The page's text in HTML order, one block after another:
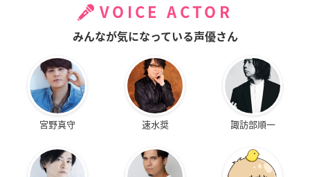
VOICE ACTOR
みんなが気になっている声優さん
宮野真守 速水奨 諏訪部順一